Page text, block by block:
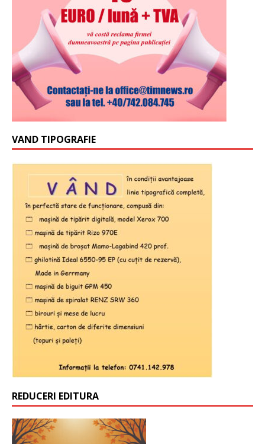
VAND TIPOGRAFIE
REDUCERI EDITURA